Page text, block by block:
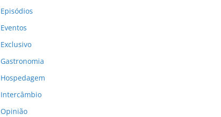
Episódios
Eventos
Exclusivo
Gastronomia
Hospedagem
Intercâmbio
Opinião